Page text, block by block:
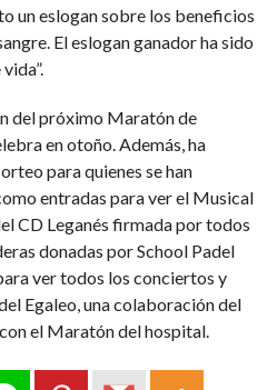
un eslogan sobre los beneficios
El eslogan ganador ha sido
del próximo Maratón de
en otoño. Además, ha
para quienes se han
entradas para ver el Musical
CD Leganés firmada por todos
donadas por School Padel
ver todos los conciertos y
Egaleo, una colaboración del
el Maratón del hospital.